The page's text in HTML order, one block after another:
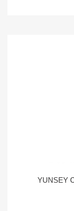
YUNSEY